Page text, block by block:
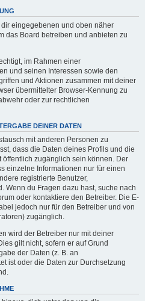
eingegebenen und oben näher
das Board betreiben und anbieten zu
im Rahmen einer
und seinen Interessen sowie den
und Aktionen zusammen mit deiner
übermittelter Browser-Kennung zu
oder zur rechtlichen
DEINER DATEN
mit anderen Personen zu
dass die Daten deines Profils und die
zugänglich sein können. Der
einzelne Informationen nur für einen
registrierte Benutzer,
Wenn du Fragen dazu hast, suche nach
oder kontaktiere den Betreiber. Die E-
jedoch nur für den Betreiber und von
zugänglich.
wird der Betreiber nur mit deiner
gilt nicht, sofern er auf Grund
der Daten (z. B. an
ist oder die Daten zur Durchsetzung